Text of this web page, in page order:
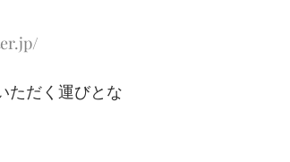
ただく運びとな